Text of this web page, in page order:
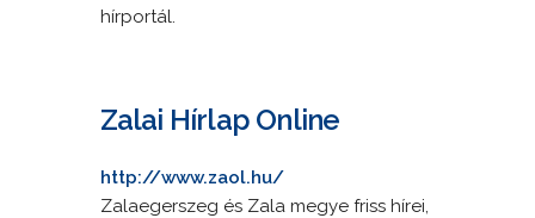
hírportál.
Zalai Hírlap Online
http://www.zaol.hu/
Zalaegerszeg és Zala megye friss hírei,